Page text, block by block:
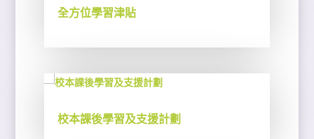
全方位學習津貼
校本課後學習及支援計劃